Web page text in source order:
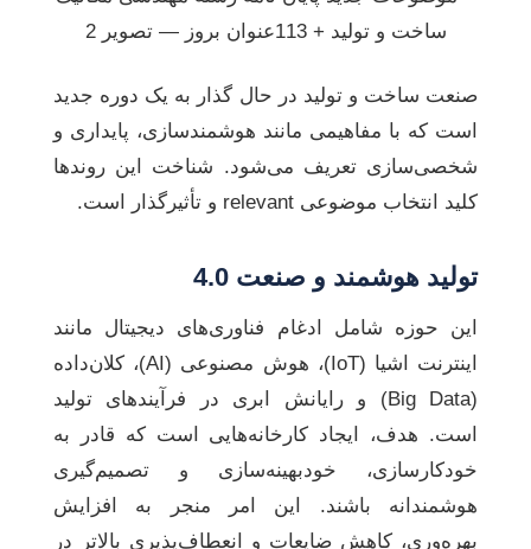
صنعت ساخت و تولید در حال گذار به یک دوره جدید
است که با مفاهیمی مانند هوشمندسازی، پایداری و
شخصی‌سازی تعریف می‌شود. شناخت این روندها
کلید انتخاب موضوعی relevant و تأثیرگذار است.
تولید هوشمند و صنعت 4.0
این حوزه شامل ادغام فناوری‌های دیجیتال مانند
اینترنت اشیا (IoT)، هوش مصنوعی (AI)، کلان‌داده
(Big Data) و رایانش ابری در فرآیندهای تولید
است. هدف، ایجاد کارخانه‌هایی است که قادر به
خودکارسازی، خودبهینه‌سازی و تصمیم‌گیری
هوشمندانه باشند. این امر منجر به افزایش
بهره‌وری، کاهش ضایعات و انعطاف‌پذیری بالاتر در